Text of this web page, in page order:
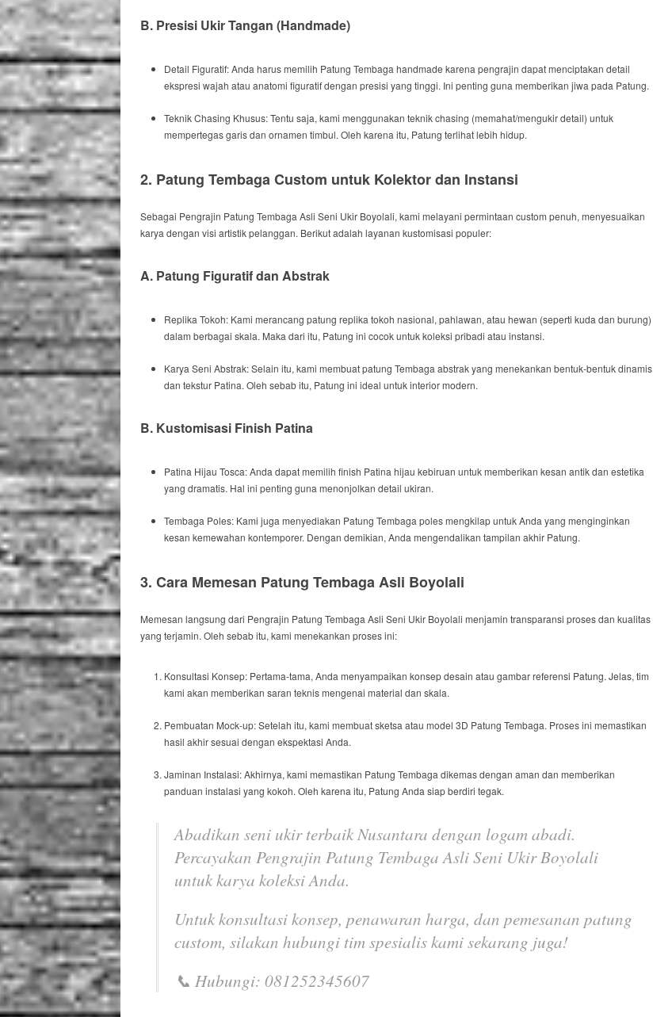
B. Presisi Ukir Tangan (Handmade)
Detail Figuratif:Anda harusmemilih Patung Tembagahandmade karena pengrajin dapat menciptakan detail
ekspresi wajah atau anatomi figuratif dengan presisi yang tinggi. Ini penting guna memberikan jiwa pada Patung.
TeknikChasing Khusus:Tentu saja, kami menggunakan teknikchasing (memahat/mengukir detail) untuk
mempertegas garis dan ornamen timbul.Oleh karena itu, Patung terlihat lebih hidup.
2. Patung TembagaCustom untuk Kolektor dan Instansi
Sebagai Pengrajin Patung Tembaga Asli Seni Ukir Boyolali, kami melayani permintaan custom penuh, menyesuaikan
karya dengan visi artistik pelanggan. Berikut adalah layanan kustomisasi populer:
A. Patung Figuratif dan Abstrak
Replika Tokoh: Kami merancang patung replika tokoh nasional, pahlawan, atau hewan (seperti kuda dan burung)
dalam berbagai skala. Maka dari itu, Patung ini cocok untuk koleksi pribadi atau instansi.
Karya Seni Abstrak:Selain itu, kami membuat patung Tembaga abstrak yang menekankan bentuk-bentuk dinamis
dan tekstur Patina.Oleh sebab itu, Patung ini ideal untuk interior modern.
B. Kustomisasi Finish Patina
Patina Hijau Tosca:Anda dapatmemilih finish Patina hijau kebiruan untuk memberikan kesan antik dan estetika
yang dramatis. Hal ini penting guna menonjolkan detail ukiran.
Tembaga Poles: Kami juga menyediakan Patung Tembaga poles mengkilap untuk Anda yang menginginkan
kesan kemewahan kontemporer. Dengan demikian, Anda mengendalikan tampilan akhir Patung.
3. Cara Memesan Patung Tembaga Asli Boyolali
Memesan langsung dari Pengrajin Patung Tembaga Asli Seni Ukir Boyolali menjamin transparansi proses dan kualitas
yang terjamin.Oleh sebab itu, kami menekankan proses ini:
Konsultasi Konsep: Pertama-tama, Anda menyampaikan konsep desain atau gambar referensi Patung.Jelas, tim
kami akan memberikan saran teknis mengenai material dan skala.
Pembuatan Mock-up:Setelah itu, kami membuat sketsa atau model 3D Patung Tembaga. Proses ini memastikan
hasil akhir sesuai dengan ekspektasi Anda.
Jaminan Instalasi:Akhirnya, kami memastikan Patung Tembaga dikemas dengan aman dan memberikan
panduan instalasi yang kokoh.Oleh karena itu, Patung Anda siap berdiri tegak.
Abadikan seni ukir terbaik Nusantara dengan logam abadi.
Percayakan Pengrajin Patung Tembaga Asli Seni Ukir Boyolali
untuk karya koleksi Anda.
Untuk konsultasi konsep, penawaran harga, dan pemesanan patung
custom, silakan hubungi tim spesialis kami sekarang juga!
📞 Hubungi: 081252345607